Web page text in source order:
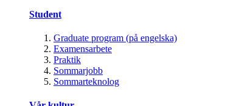
Student
Graduate program (på engelska)
Examensarbete
Praktik
Sommarjobb
Sommarteknolog